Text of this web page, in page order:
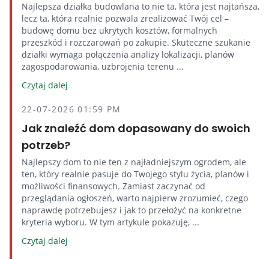
Najlepsza działka budowlana to nie ta, która jest najtańsza,
lecz ta, która realnie pozwala zrealizować Twój cel –
budowę domu bez ukrytych kosztów, formalnych
przeszkód i rozczarowań po zakupie. Skuteczne szukanie
działki wymaga połączenia analizy lokalizacji, planów
zagospodarowania, uzbrojenia terenu ...
Czytaj dalej
22-07-2026 01:59 PM
Jak znaleźć dom dopasowany do swoich
potrzeb?
Najlepszy dom to nie ten z najładniejszym ogrodem, ale
ten, który realnie pasuje do Twojego stylu życia, planów i
możliwości finansowych. Zamiast zaczynać od
przeglądania ogłoszeń, warto najpierw zrozumieć, czego
naprawdę potrzebujesz i jak to przełożyć na konkretne
kryteria wyboru. W tym artykule pokazuję, ...
Czytaj dalej